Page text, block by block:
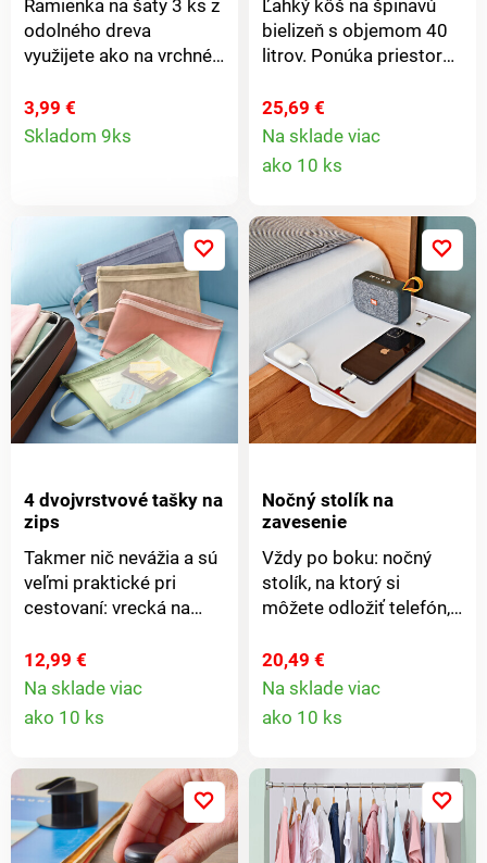
Ramienka na šaty 3 ks z
odolného dreva
využijete ako na vrchné
nohavice. Rozmery: 44,5
x 24,5 cm. Ramienka na
3,99 €
Skladom 9ks
Ľahký kôš na špinavú
bielizeň s objemom 40
litrov. Ponúka priestor
Polyesterová tkanina s
elegantným
bambusovým okrajom
25,69 €
Na sklade viac
ako 10 ks
4 dvojvrstvové tašky na
zips
Takmer nič nevážia a sú
veľmi praktické pri
cestovaní: vrecká na
sieťoviny, do ktorých
môžete uložiť dôležité
dokumenty, hračky,
prehľadné uloženie
doma. Súprava 4 ks v
rôznych farbách.
Odolné. S pútkom na
12,99 €
Na sklade viac
ako 10 ks
Nočný stolík na
zavesenie
Vždy po boku: nočný
stolík, na ktorý si
môžete odložiť telefón,
atď. S univerzálnym
priestorom na kábel
nabíjačky mobilného
až 11 kg. Když se
nepoužívá, lze jej uložit a
ušetřit tak místo.
20,49 €
Na sklade viac
ako 10 ks